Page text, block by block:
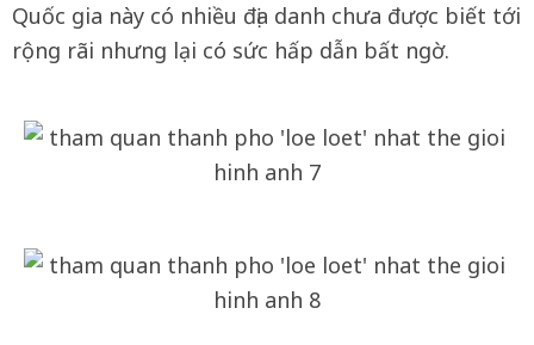
Quốc gia này có nhiều địa danh chưa được biết tới
rộng rãi nhưng lại có sức hấp dẫn bất ngờ.